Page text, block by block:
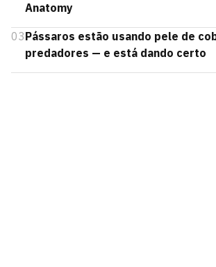
Anatomy
03Pássaros estão usando pele de
predadores — e está dando certo